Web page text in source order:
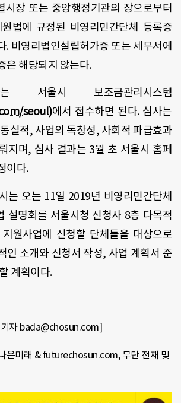
시장 또는 중앙행정기관의 장으로부터
원법에 규정된 비영리민간단체 등록증
. 비영리법인설립허가증 또는 세무서에
은 해당되지 않는다.
서울시 보조금관리시스템
seoul)에서 접수하면 된다. 심사는
실적, 사업의 독창성, 사회적 파급효과
지며, 심사 결과는 3월 초 서울시 홈페
이다.
는 오는 11일 2019년 비영리민간단체
설명회를 서울시청 신청사 8층 다목적
원사업에 신청할 단체들을 대상으로
인 소개와 신청서 작성, 사업 계획서 준
계획이다.
자 bada@chosun.com]
미래 & futurechosun.com, 무단 전재 및